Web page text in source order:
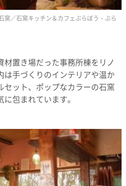
窯／石窯キッチン＆カフェぶらぼう・ぶら
置き場だった事務所棟をリノ
は手づくりのインテリアや温か
セット、ポップなカラーの石窯
包まれています。